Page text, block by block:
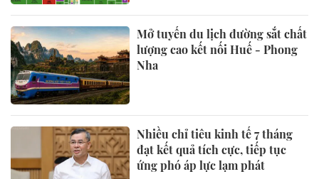
Mở tuyến du lịch đường sắt chất
lượng cao kết nối Huế - Phong
Nha
Nhiều chỉ tiêu kinh tế 7 tháng
đạt kết quả tích cực, tiếp tục
ứng phó áp lực lạm phát